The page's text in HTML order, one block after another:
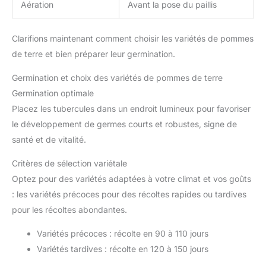
Aération Avant la pose du paillis
Clarifions maintenant comment choisir les variétés de pommes
de terre et bien préparer leur germination.
Germination et choix des variétés de pommes de terre
Germination optimale
Placez les tubercules dans un endroit lumineux pour favoriser
le développement de germes courts et robustes, signe de
santé et de vitalité.
Critères de sélection variétale
Optez pour des variétés adaptées à votre climat et vos goûts
: les variétés précoces pour des récoltes rapides ou tardives
pour les récoltes abondantes.
Variétés précoces : récolte en 90 à 110 jours
Variétés tardives : récolte en 120 à 150 jours